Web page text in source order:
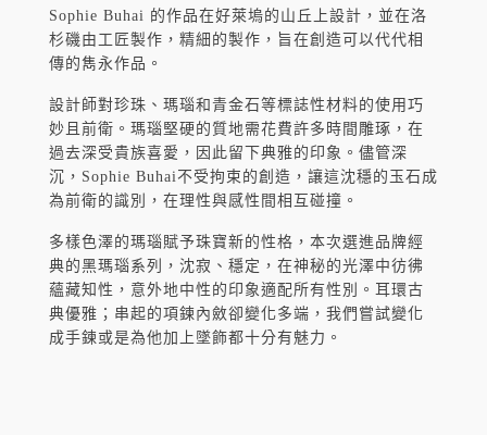
Sophie Buhai 的作品在好萊塢的山丘上設計，並在洛
杉磯由工匠製作，精細的製作，旨在創造可以代代相
傳的雋永作品。
設計師對珍珠、瑪瑙和青金石等標誌性材料的使用巧
妙且前衛。瑪瑙堅硬的質地需花費許多時間雕琢，在
過去深受貴族喜愛，因此留下典雅的印象。儘管深
沉，Sophie Buhai不受拘束的創造，讓這沈穩的玉石成
為前衛的識別，在理性與感性間相互碰撞。
多樣色澤的瑪瑙賦予珠寶新的性格，本次選進品牌經
典的黑瑪瑙系列，沈寂、穩定，在神秘的光澤中彷彿
蘊藏知性，意外地中性的印象適配所有性別。耳環古
典優雅；串起的項鍊內斂卻變化多端，我們嘗試變化
成手鍊或是為他加上墜飾都十分有魅力。